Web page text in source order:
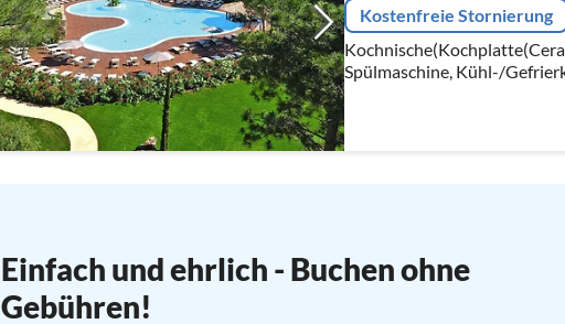
Kostenfreie Stornierung
Spülmaschine, Kühl-/
Wohn/
Schlafzimmer(Einzelbett,
Einfach und ehrlich - Buchen ohne
Gebühren!